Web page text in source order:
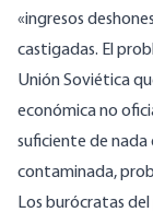
«ingresos
castigadas. El
Unión Soviética
económica no
suficiente de nada
contaminada,
Los burócratas